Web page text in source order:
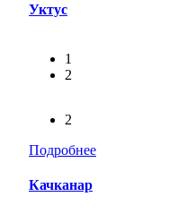
Уктус
1
2
2
Подробнее
Качканар